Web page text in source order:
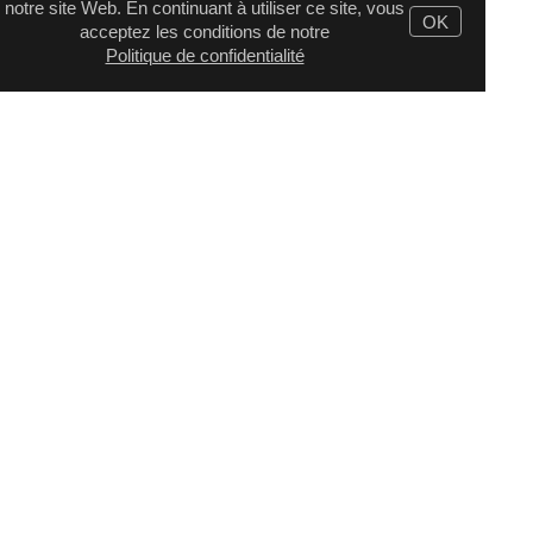
notre site Web. En continuant à utiliser ce site, vous
acceptez les conditions de notre
Politique de confidentialité
OK